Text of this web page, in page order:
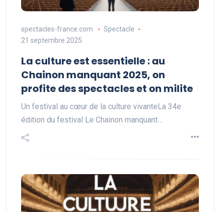
spectacles-france.com
Spectacle
21 septembre 2025
La culture est essentielle : au
Chainon manquant 2025, on
profite des spectacles et on milite
Un festival au cœur de la culture vivanteLa 34e
édition du festival Le Chainon manquant…